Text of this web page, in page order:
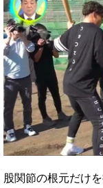
股関節の根元だけ